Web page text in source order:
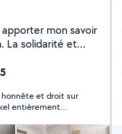
mon savoir
La solidarité et
honnête et droit sur
entièrement